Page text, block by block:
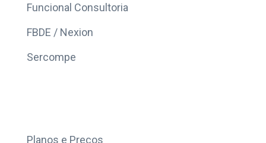
Funcional Consultoria
FBDE / Nexion
Sercompe
Planos e Preços